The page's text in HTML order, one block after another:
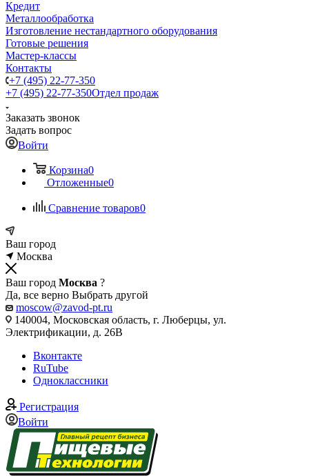
Кредит
Металлообработка
Изготовление нестандартного оборудования
Готовые решения
Мастер-классы
Контакты
+7 (495) 22-77-350
+7 (495) 22-77-350Отдел продаж
Заказать звонок
Задать вопрос
Войти
Корзина0
Отложенные0
Сравнение товаров0
Ваш город
Москва
Ваш город Москва ?
Да, все верно Выбрать другой
moscow@zavod-pt.ru
140004, Московская область, г. Люберцы, ул.
Электрификации, д. 26В
Вконтакте
RuTube
Одноклассники
Регистрация
Войти